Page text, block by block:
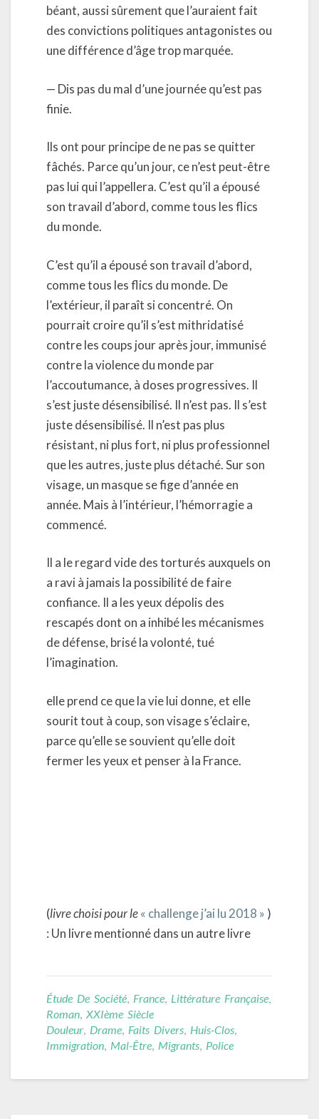
béant, aussi sûrement que l’auraient fait
des convictions politiques antagonistes ou
une différence d’âge trop marquée.
— Dis pas du mal d’une journée qu’est pas
finie.
Ils ont pour principe de ne pas se quitter
fâchés. Parce qu’un jour, ce n’est peut-être
pas lui qui l’appellera. C’est qu’il a épousé
son travail d’abord, comme tous les flics
du monde.
C’est qu’il a épousé son travail d’abord,
comme tous les flics du monde. De
l’extérieur, il paraît si concentré. On
pourrait croire qu’il s’est mithridatisé
contre les coups jour après jour, immunisé
contre la violence du monde par
l’accoutumance, à doses progressives. Il
s’est juste désensibilisé. Il n’est pas. Il s’est
juste désensibilisé. Il n’est pas plus
résistant, ni plus fort, ni plus professionnel
que les autres, juste plus détaché. Sur son
visage, un masque se fige d’année en
année. Mais à l’intérieur, l’hémorragie a
commencé.
Il a le regard vide des torturés auxquels on
a ravi à jamais la possibilité de faire
confiance. Il a les yeux dépolis des
rescapés dont on a inhibé les mécanismes
de défense, brisé la volonté, tué
l’imagination.
elle prend ce que la vie lui donne, et elle
sourit tout à coup, son visage s’éclaire,
parce qu’elle se souvient qu’elle doit
fermer les yeux et penser à la France.
(livre choisi pour le« challenge j’ai lu 2018 » )
: Un livre mentionné dans un autre livre
Étude De Société, France, Littérature Française,
Roman, XXIème Siècle
Douleur, Drame, Faits Divers, Huis-Clos,
Immigration, Mal-Être, Migrants, Police